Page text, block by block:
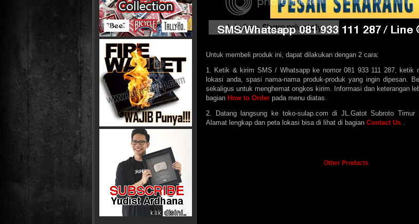
Untuk membeli produk ini, dapat dilakukan dengan 2 cara:
1. Ketik & kirim SMS / Whatsapp ke nomor 081 933 111 287, ketik
lokasi anda, spasi nama-nama produk-produk yang ingin dipesan.
sekaligus untuk menghemat ongkos kirim. Informasi dan keterangan
bagian How to Order pada menu diatas.
2. Datang langsung ke toko-sulap.com di JL.Gatot Subroto Timur
Alamat lengkap dan peta lokasi bisa di lihat di bagian Contact Us .
Other Products